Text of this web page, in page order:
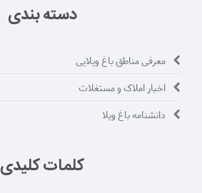
دسته بندی
معرفی مناطق باغ ویلایی
اخبار املاک و مستغلات
دانشنامه باغ ویلا
کلمات کلیدی